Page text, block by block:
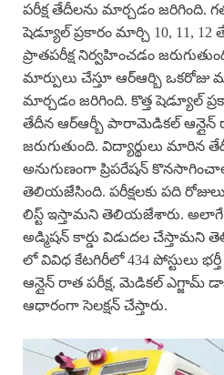
పరీక్ష తేదీలను మార్చడం జరిగింది.
షెడ్యూల్ ప్రకారం మార్చి 10, 11,
ప్రాతపరీక్ష నిర్వహించడం
మార్పులు చేస్తూ ఆర్ఆర్బి
మార్చడం జరిగింది. కొత్త షెడ్యూల్
తేదీన ఆర్ఆర్బీ పారామెడికల్ ఆన్లైన్
జరుగుతుంది. విద్యార్థులు
అనుగుణంగా ప్రిపరేషన్
తెలియజేసింది. పరీక్షలకు పది
లిస్ట్ ఇస్తామని తెలియజేశారు. అలాగే
అడ్మిషన్ కార్డు విడుదల
లో వివిధ కేటగిరీలో 434 పోస్టులు
ఆన్లైన్ రాత పరీక్ష, మెడికల్ ఎగ్జామ్
ఆధారంగా సెలక్షన్ చేస్తారు.